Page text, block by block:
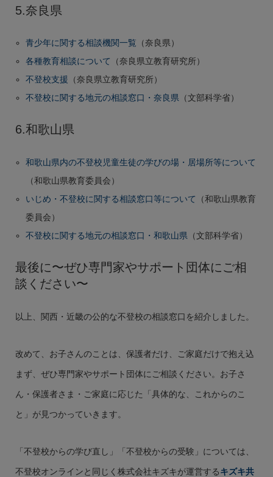
5.奈良県
青少年に関する相談機関一覧 （奈良県）
各種教育相談について
（奈良県立教育研究所）
不登校支援 （奈良県立教育研究所）
不登校に関する地元の相談窓口・奈良県 （文部科学省）
6.和歌山県
和歌山県内の不登校児童生徒の学びの場・居場所等について
（和歌山県教育委員会）
いじめ・不登校に関する相談窓口等について
（和歌山県教育
委員会）
不登校に関する地元の相談窓口・和歌山県 （文部科学省）
最後に〜ぜひ専門家やサポート団体にご相
談ください〜
以上、関西・近畿の公的な不登校の相談窓口を紹介しました。
改めて、お子さんのことは、保護者だけ、ご家庭だけで抱え込
まず、ぜひ専門家やサポート団体にご相談ください。お子さ
ん・保護者さま・ご家庭に応じた「具体的な、これからのこ
と」が見つかっていきます。
「不登校からの学び直し」「不登校からの受験」については、
不登校オンラインと同じく株式会社キズキが運営するキズキ共